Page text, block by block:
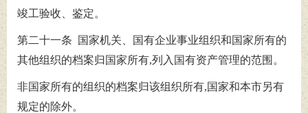
竣工验收、鉴定。
第二十一条 国家机关、国有企业事业组织和国家所有的
其他组织的档案归国家所有,列入国有资产管理的范围。
非国家所有的组织的档案归该组织所有,国家和本市另有
规定的除外。